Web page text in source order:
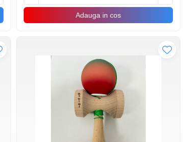
Adauga in cos